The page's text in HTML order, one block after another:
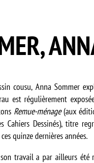
cousu, Anna Sommer
est régulièrement
Remue-ménage(aux
Cahiers Dessinés), titre
quinze dernières années.
travail a par ailleurs été